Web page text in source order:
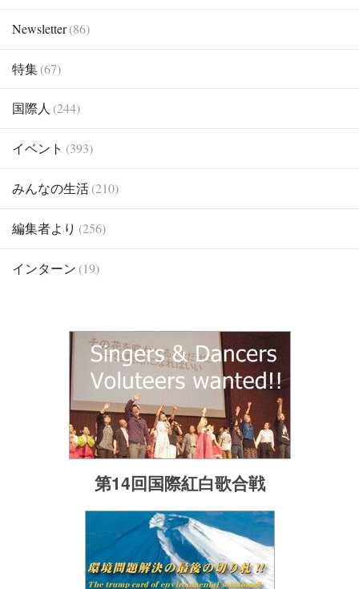
Newsletter(86)
特集(67)
国際人 (244)
イベント (393)
みんなの生活(210)
編集者より (256)
インターン (19)
第14回国際紅白歌合戦